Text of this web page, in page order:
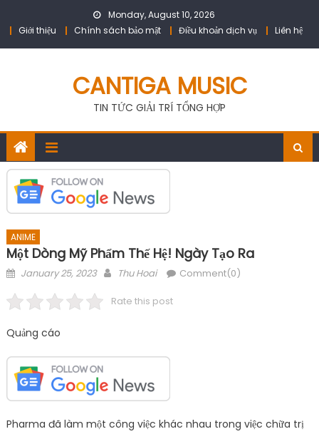
Monday, August 10, 2026
Giới thiệu
Chính sách bảo mật Điều khoản dịch vụ Liên hệ
CANTIGA MUSIC
TIN TỨC GIẢI TRÍ TỔNG HỢP
ANIME
Một Dòng Mỹ Phẩm Thế Hệ! Ngày Tạo Ra
Posted
January 25, 2023 Author
Thu Hoai Comment(0)
Rate this post
Quảng cáo
Pharma đã làm một công việc khác nhau trong việc chữa trị